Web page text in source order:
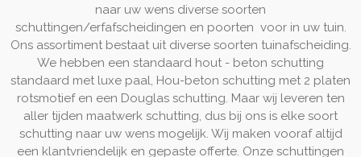
naar uw wens diverse soorten
schuttingen/erfafscheidingen en poorten voor in uw tuin.
Ons assortiment bestaat uit diverse soorten tuinafscheiding.
We hebben een standaard hout - beton schutting
standaard met luxe paal, Hou-beton schutting met 2 platen
rotsmotief en een Douglas schutting. Maar wij leveren ten
aller tijden maatwerk schutting, dus bij ons is elke soort
schutting naar uw wens mogelijk. Wij maken vooraf altijd
een klantvriendelijk en gepaste offerte. Onze schuttingen